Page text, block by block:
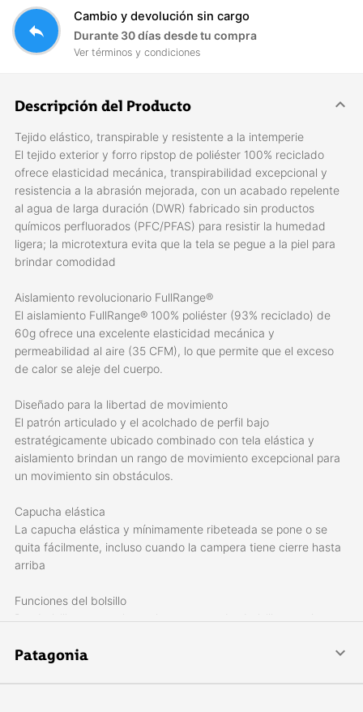
reply
Cambio y devolución sin cargo
Durante 30 días desde tu compra
Ver términos y condiciones
Descripción del Producto
Tejido elástico, transpirable y resistente a la intemperie
El tejido exterior y forro ripstop de poliéster 100% reciclado
ofrece elasticidad mecánica, transpirabilidad excepcional y
resistencia a la abrasión mejorada, con un acabado repelente
al agua de larga duración (DWR) fabricado sin productos
químicos perfluorados (PFC/PFAS) para resistir la humedad
ligera; la microtextura evita que la tela se pegue a la piel para
brindar comodidad
Aislamiento revolucionario FullRange®
El aislamiento FullRange® 100% poliéster (93% reciclado) de
60g ofrece una excelente elasticidad mecánica y
permeabilidad al aire (35 CFM), lo que permite que el exceso
de calor se aleje del cuerpo.
Diseñado para la libertad de movimiento
El patrón articulado y el acolchado de perfil bajo
estratégicamente ubicado combinado con tela elástica y
aislamiento brindan un rango de movimiento excepcional para
un movimiento sin obstáculos.
Capucha elástica
La capucha elástica y mínimamente ribeteada se pone o se
quita fácilmente, incluso cuando la campera tiene cierre hasta
arriba
Funciones del bolsillo
Dos bolsillos para calentar las manos y dos bolsillos en el
usarlos cómodamente con un arnés; La Campera se guarda en
Patagonia
Patagonia se especializa en crear indumentaria para la práctica